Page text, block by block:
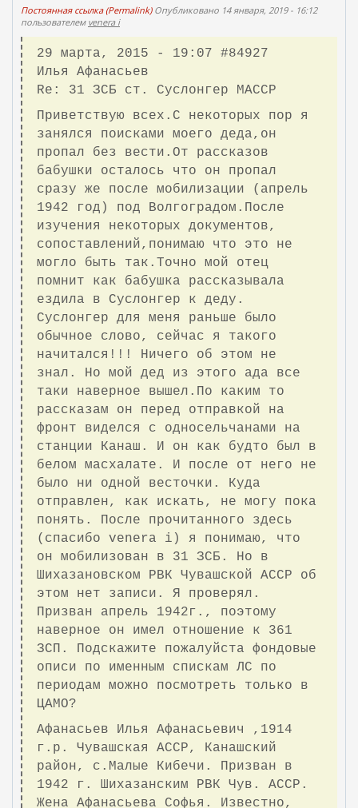
Постоянная ссылка (Permalink)Опубликовано 14 января, 2019 - 16:12
пользователем venera i
29 марта, 2015 - 19:07 #84927
Илья Афанасьев
Re: 31 ЗСБ ст. Суслонгер МАССР
Приветствую всех.С некоторых пор я
занялся поисками моего деда,он
пропал без вести.От рассказов
бабушки осталось что он пропал
сразу же после мобилизации (апрель
1942 год) под Волгоградом.После
изучения некоторых документов,
сопоставлений,понимаю что это не
могло быть так.Точно мой отец
помнит как бабушка рассказывала
ездила в Суслонгер к деду.
Суслонгер для меня раньше было
обычное слово, сейчас я такого
начитался!!! Ничего об этом не
знал. Но мой дед из этого ада все
таки наверное вышел.По каким то
рассказам он перед отправкой на
фронт виделся с односельчанами на
станции Канаш. И он как будто был в
белом масхалате. И после от него не
было ни одной весточки. Куда
отправлен, как искать, не могу пока
понять. После прочитанного здесь
(спасибо venera i) я понимаю, что
он мобилизован в 31 ЗСБ. Но в
Шихазановском РВК Чувашской АССР об
этом нет записи. Я проверял.
Призван апрель 1942г., поэтому
наверное он имел отношение к 361
ЗСП. Подскажите пожалуйста фондовые
описи по именным спискам ЛС по
периодам можно посмотреть только в
ЦАМО?
Афанасьев Илья Афанасьевич ,1914
г.р. Чувашская АССР, Канашский
район, с.Малые Кибечи. Призван в
1942 г. Шихазанским РВК Чув. АССР.
Жена Афанасьева Софья. Известно,